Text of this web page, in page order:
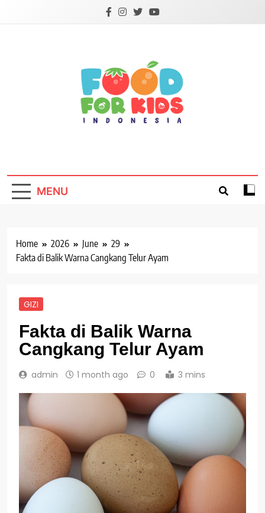
MENU
Home 2026 June
29
Fakta di Balik Warna Cangkang Telur Ayam
GIZI
Fakta di Balik Warna
Cangkang Telur Ayam
admin 1 month ago 0 3 mins